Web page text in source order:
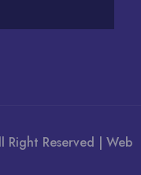
Reserved | Web